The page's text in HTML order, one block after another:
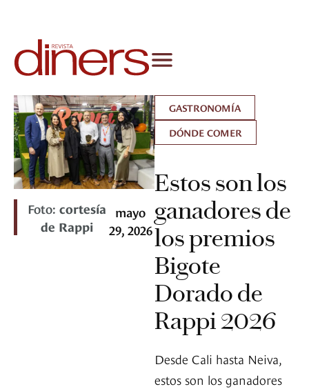
Foto:cortesía
de Rappi
mayo
29, 2026
GASTRONOMÍA
DÓNDE COMER
Estos son los
ganadores de
los premios
Bigote
Dorado de
Rappi 2026
Desde Cali hasta Neiva,
estos son los ganadores